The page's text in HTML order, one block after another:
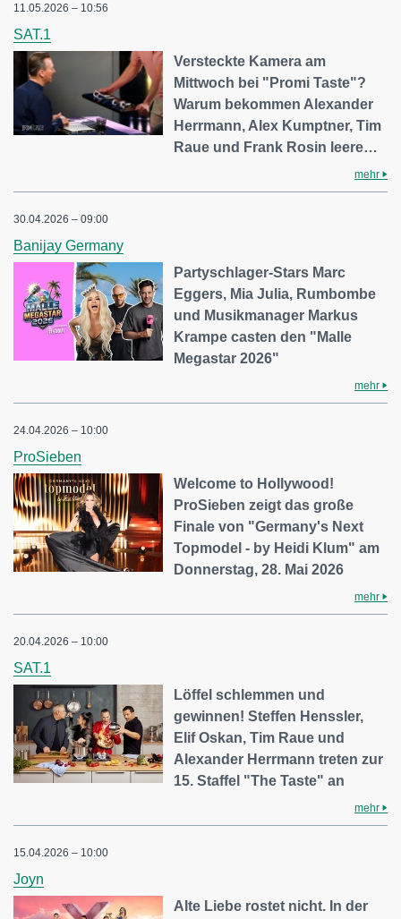
11.05.2026 – 10:56
SAT.1
Versteckte Kamera am
Mittwoch bei "Promi Taste"?
Warum bekommen Alexander
Herrmann, Alex Kumptner, Tim
Raue und Frank Rosin leere…
mehr
30.04.2026 – 09:00
Banijay Germany
Partyschlager-Stars Marc
Eggers, Mia Julia, Rumbombe
und Musikmanager Markus
Krampe casten den "Malle
Megastar 2026"
mehr
24.04.2026 – 10:00
ProSieben
Welcome to Hollywood!
ProSieben zeigt das große
Finale von "Germany's Next
Topmodel - by Heidi Klum" am
Donnerstag, 28. Mai 2026
mehr
20.04.2026 – 10:00
SAT.1
Löffel schlemmen und
gewinnen! Steffen Henssler,
Elif Oskan, Tim Raue und
Alexander Herrmann treten zur
15. Staffel "The Taste" an
mehr
15.04.2026 – 10:00
Joyn
Alte Liebe rostet nicht. In der